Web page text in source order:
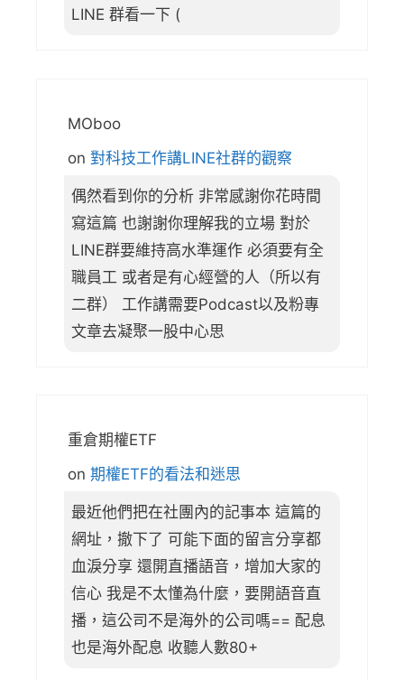
LINE 群看一下 (
MOboo
on 對科技工作講LINE社群的觀察
偶然看到你的分析 非常感謝你花時間
寫這篇 也謝謝你理解我的立場 對於
LINE群要維持高水準運作 必須要有全
職員工 或者是有心經營的人（所以有
二群） 工作講需要Podcast以及粉專
文章去凝聚一股中心思
重倉期權ETF
on 期權ETF的看法和迷思
最近他們把在社團內的記事本 這篇的
網址，撤下了 可能下面的留言分享都
血淚分享 還開直播語音，增加大家的
信心 我是不太懂為什麼，要開語音直
播，這公司不是海外的公司嗎== 配息
也是海外配息 收聽人數80+